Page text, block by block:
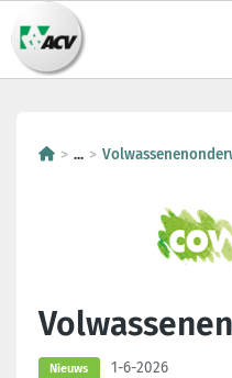
...
Nieuws 1-6-2026